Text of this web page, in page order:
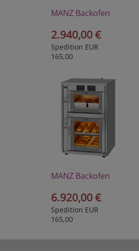
MANZ Backofen
2.940,00 €
Spedition EUR
165,00
MANZ Backofen
6.920,00 €
Spedition EUR
165,00